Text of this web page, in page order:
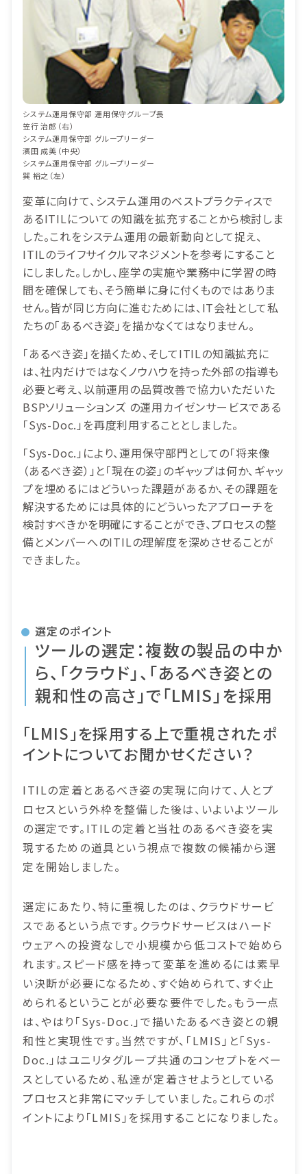
システム運用保守部 運用保守グループ長
笠行 治郎（右）
システム運用保守部 グループリーダー
濱田 成美（中央）
システム運用保守部 グループリーダー
巽 裕之（左）
変革に向けて、システム運用のベストプラクティスで
あるITILについての知識を拡充することから検討しま
した。これをシステム運用の最新動向として捉え、
ITILのライフサイクルマネジメントを参考にすること
にしました。しかし、座学の実施や業務中に学習の時
間を確保しても、そう簡単に身に付くものではありま
せん。皆が同じ方向に進むためには、IT会社として私
たちの「あるべき姿」を描かなくてはなりません。
「あるべき姿」を描くため、そしてITILの知識拡充に
は、社内だけではなくノウハウを持った外部の指導も
必要と考え、以前運用の品質改善で協力いただいた
BSPソリューションズ の運用カイゼンサービスである
「Sys-Doc.」を再度利用することとしました。
「Sys-Doc.」により、運用保守部門としての「将来像
（あるべき姿）」と「現在の姿」のギャップは何か、ギャッ
プを埋めるにはどういった課題があるか、その課題を
解決するためには具体的にどういったアプローチを
検討すべきかを明確にすることができ、プロセスの整
備とメンバーへのITILの理解度を深めさせることが
できました。
選定のポイント
ツールの選定：複数の製品の中か
ら、「クラウド」、「あるべき姿との
親和性の高さ」で「LMIS」を採用
「LMIS」を採用する上で重視されたポ
イントについてお聞かせください？
ITILの定着とあるべき姿の実現に向けて、人とプ
ロセスという外枠を整備した後は、いよいよツール
の選定です。ITILの定着と当社のあるべき姿を実
現するための道具という視点で複数の候補から選
定を開始しました。
選定にあたり、特に重視したのは、クラウドサービ
スであるという点です。クラウドサービスはハード
ウェアへの投資なしで小規模から低コストで始めら
れます。スピード感を持って変革を進めるには素早
い決断が必要になるため、すぐ始められて、すぐ止
められるということが必要な要件でした。もう一点
は、やはり「Sys-Doc.」で描いたあるべき姿との親
和性と実現性です。当然ですが、「LMIS」と「Sys-
Doc.」はユニリタグループ共通のコンセプトをベー
スとしているため、私達が定着させようとしている
プロセスと非常にマッチしていました。これらのポ
イントにより「LMIS」を採用することになりました。